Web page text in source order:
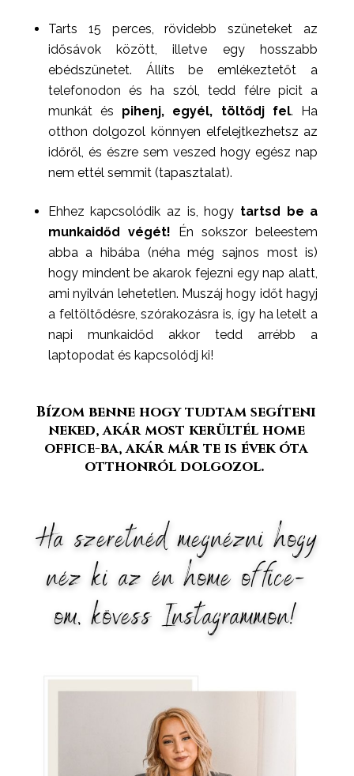
Tarts 15 perces, rövidebb szüneteket az
idősávok között, illetve egy hosszabb
ebédszünetet. Állíts be emlékeztetőt a
telefonodon és ha szól, tedd félre picit a
munkát és pihenj, egyél, töltődj fel. Ha
otthon dolgozol könnyen elfelejtkezhetsz az
időről, és észre sem veszed hogy egész nap
nem ettél semmit (tapasztalat). ⁣⁣⁣
Ehhez kapcsolódik az is, hogy tartsd be a
munkaidőd végét! Én sokszor beleestem
abba a hibába (néha még sajnos most is)
hogy mindent be akarok fejezni egy nap alatt,
ami nyilván lehetetlen. Muszáj hogy időt hagyj
a feltöltődésre, szórakozásra is, így ha letelt a
napi munkaidőd akkor tedd arrébb a
laptopodat és kapcsolódj ki!⁣⁣⁣
Bízom benne hogy tudtam segíteni
neked, akár most kerültél home
office-ba, akár már te is évek óta
otthonról dolgozol.
Ha szeretnéd megnézni hogy
néz ki az én home office-
om, kövess Instagrammon!